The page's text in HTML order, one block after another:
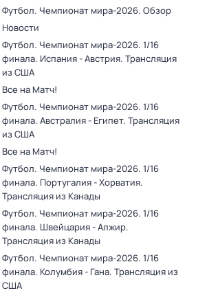
Футбол. Чемпионат мира-2026. Обзор
Новости
Футбол. Чемпионат мира-2026. 1/16
финала. Испания - Австрия. Трансляция
из США
Все на Матч!
Футбол. Чемпионат мира-2026. 1/16
финала. Австралия - Египет. Трансляция
из США
Все на Матч!
Футбол. Чемпионат мира-2026. 1/16
финала. Португалия - Хорватия.
Трансляция из Канады
Футбол. Чемпионат мира-2026. 1/16
финала. Швейцария - Алжир.
Трансляция из Канады
Футбол. Чемпионат мира-2026. 1/16
финала. Колумбия - Гана. Трансляция из
США